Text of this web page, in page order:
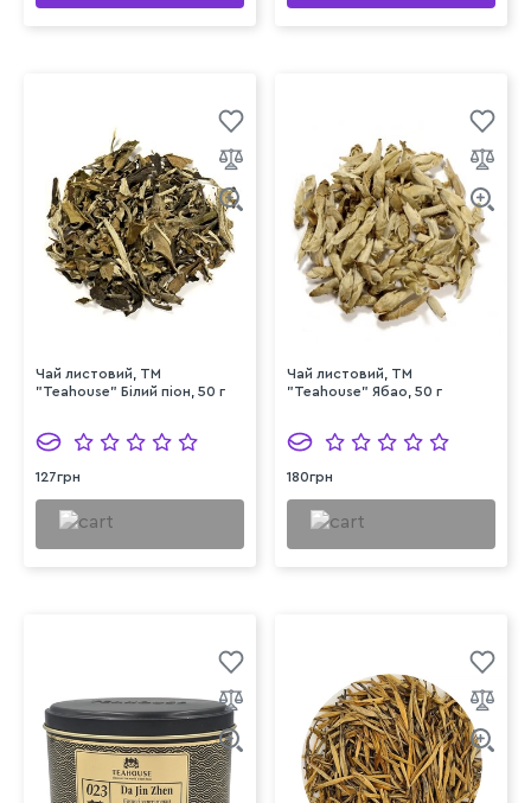
Чай листовий, ТМ
"Teahouse" Білий піон, 50 г
127грн
Чай листовий, ТМ
"Teahouse" Ябао, 50 г
180грн